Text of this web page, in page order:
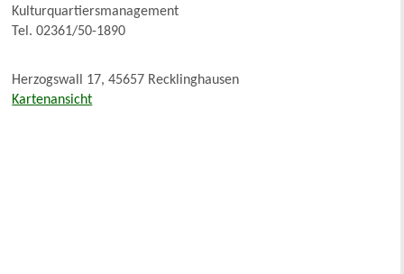
Kulturquartiersmanagement
Tel. 02361/50-1890
Herzogswall 17, 45657 Recklinghausen
Kartenansicht